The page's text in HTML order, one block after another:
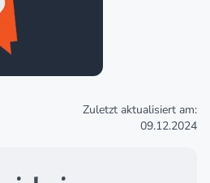
Zuletzt aktualisiert am:
09.12.2024